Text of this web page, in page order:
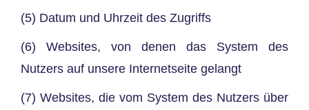
(5) Datum und Uhrzeit des Zugriffs
(6) Websites, von denen das System des
Nutzers auf unsere Internetseite gelangt
(7) Websites, die vom System des Nutzers über